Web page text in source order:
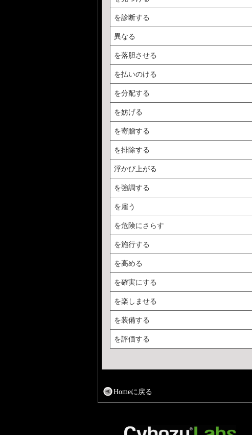
を診断する
異なる
を落胆させる
を払いのける
を分配する
を妨げる
を寄贈する
を排除する
浮かび上がる
を強調する
を雇う
を危険にさらす
を施行する
を高める
を確実にする
を楽しませる
を装備する
を評価する
Homeに戻る